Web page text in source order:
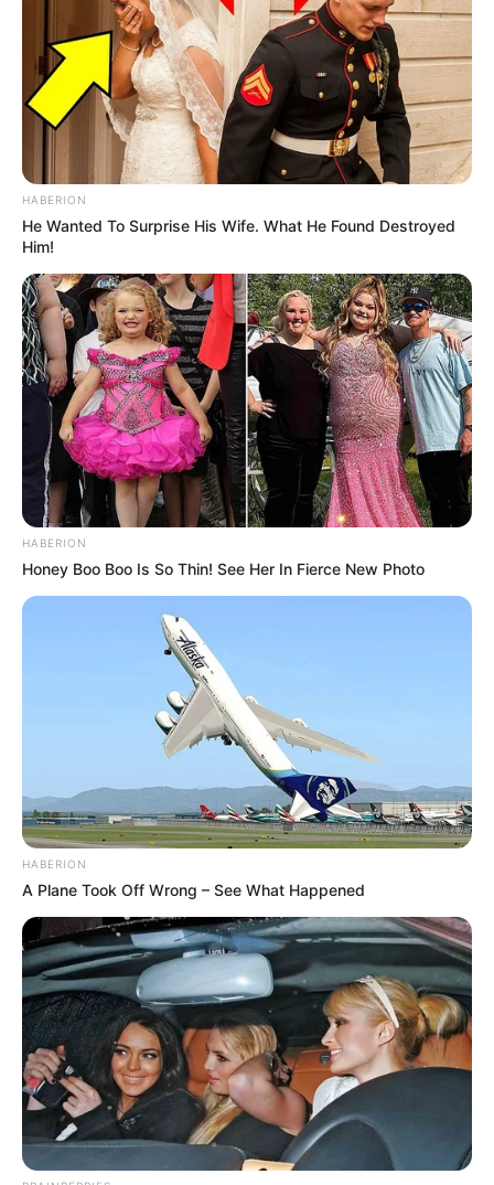
HABERION
He Wanted To Surprise His Wife. What He Found Destroyed
Him!
HABERION
Honey Boo Boo Is So Thin! See Her In Fierce New Photo
HABERION
A Plane Took Off Wrong – See What Happened